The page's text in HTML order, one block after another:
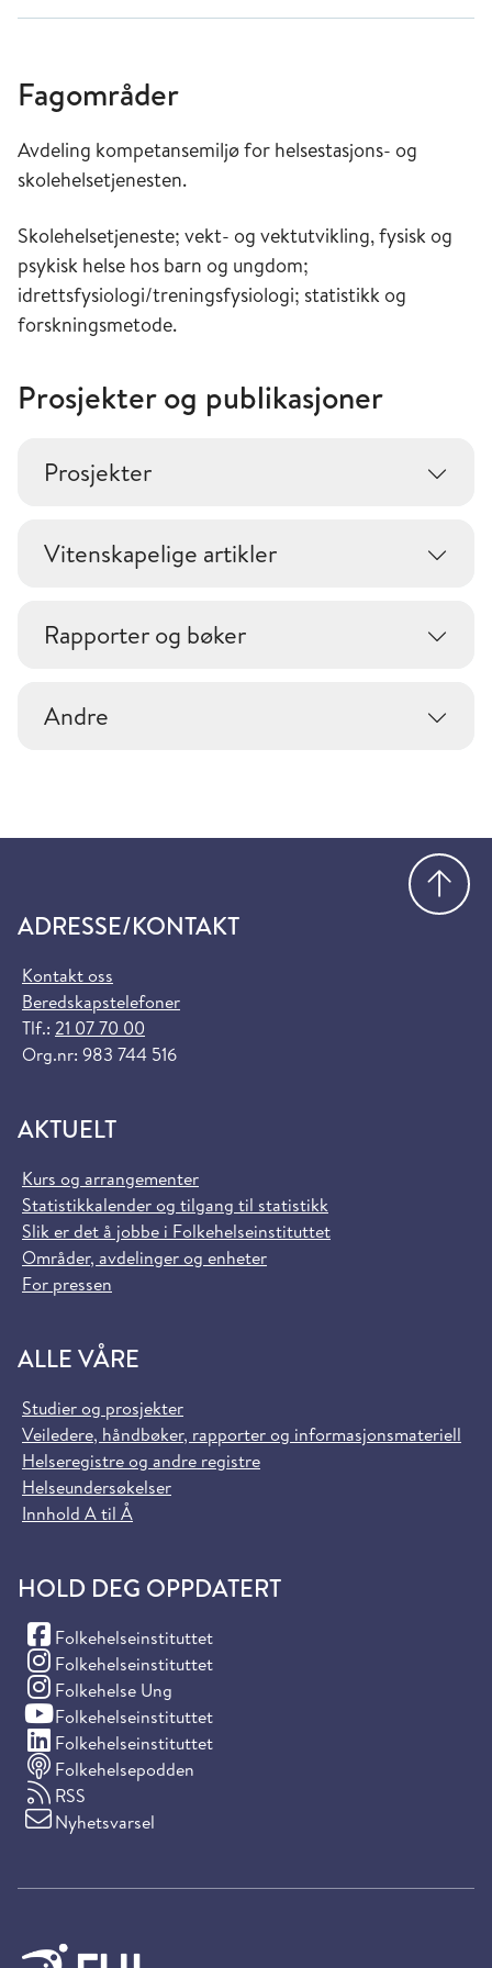
Fagområder
Avdeling kompetansemiljø for helsestasjons- og
skolehelsetjenesten.
Skolehelsetjeneste; vekt- og vektutvikling, fysisk og
psykisk helse hos barn og ungdom;
idrettsfysiologi/treningsfysiologi; statistikk og
forskningsmetode.
Prosjekter og publikasjoner
Prosjekter
Vitenskapelige artikler
Rapporter og bøker
Andre
ADRESSE/KONTAKT
Kontakt oss
Beredskapstelefoner
Tlf.: 21 07 70 00
Org.nr: 983 744 516
AKTUELT
Kurs og arrangementer
Statistikkalender og tilgang til statistikk
Slik er det å jobbe i Folkehelseinstituttet
Områder, avdelinger og enheter
For pressen
ALLE VÅRE
Studier og prosjekter
Veiledere, håndbøker, rapporter og informasjonsmateriell
Helseregistre og andre registre
Helseundersøkelser
Innhold A til Å
HOLD DEG OPPDATERT
Folkehelseinstituttet
(Facebook)
Folkehelseinstituttet
(Instagram)
Folkehelse Ung
(Instagram)
Folkehelseinstituttet
(YouTube)
Folkehelseinstituttet
(LinkedIn)
Folkehelsepodden
RSS
Nyhetsvarsel